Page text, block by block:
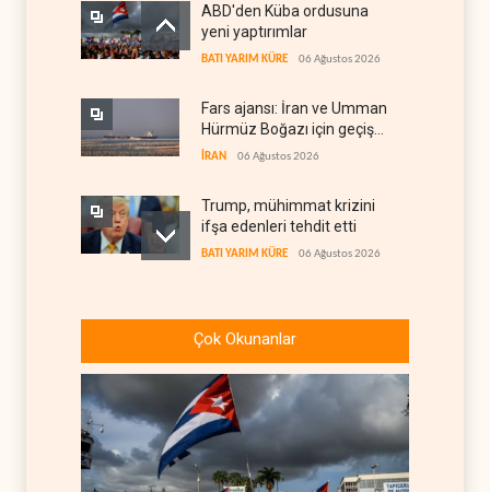
ABD'den Küba ordusuna
yeni yaptırımlar
BATI YARIM KÜRE 06 Ağustos 2026
Fars ajansı: İran ve Umman
Hürmüz Boğazı için geçiş
koridorlarında anlaştı
İRAN 06 Ağustos 2026
Trump, mühimmat krizini
ifşa edenleri tehdit etti
BATI YARIM KÜRE 06 Ağustos 2026
Şeria'da işgalci
yerleşimcilere cezasızlık
sağladı
İsrail, beyin göçünde rekora
koşuyor
İSRAİL
Çok Okunanlar